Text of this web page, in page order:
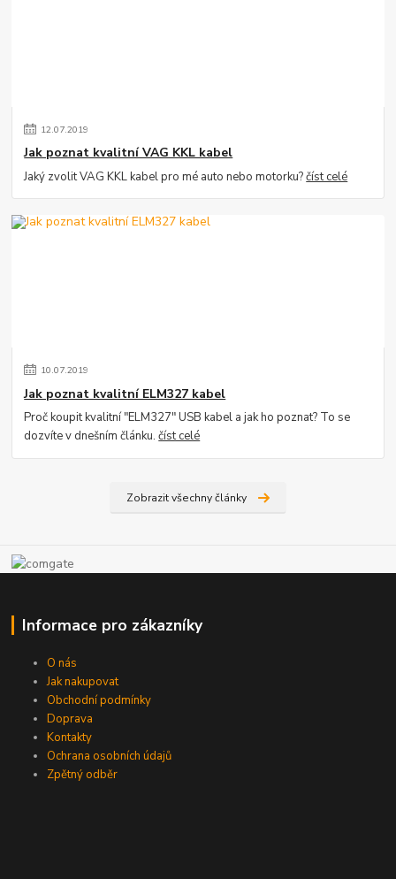
12.07.2019
Jak poznat kvalitní VAG KKL kabel
Jaký zvolit VAG KKL kabel pro mé auto nebo motorku?číst celé
10.07.2019
Jak poznat kvalitní ELM327 kabel
Proč koupit kvalitní "ELM327" USB kabel a jak ho poznat? To se
dozvíte v dnešním článku.číst celé
Zobrazit všechny články
Informace pro zákazníky
O nás
Jak nakupovat
Obchodní podmínky
Doprava
Kontakty
Ochrana osobních údajů
Zpětný odběr